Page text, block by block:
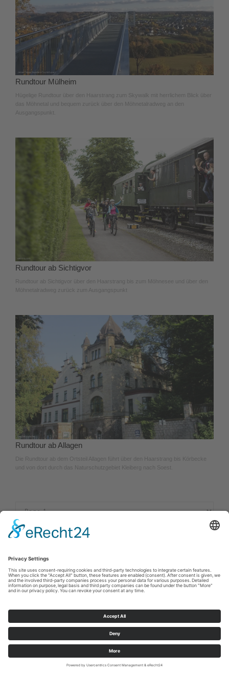
Rundtour Mülheim
Hügelige Rundtour über den Haarstrang zum Skywalk mit herrlichem Blick über
das Möhnetal und bequem zurück über den Möhnetalradweg an den
Ausgangspunkt.
Rundtour ab Sichtigvor
Rundtour ab Sichtigvor über den Haarstrang bis zum Möhnesee und über den
Möhnetalradweg zurück zum Ausgangspunkt
Rundtour ab Allagen
Die Rundtour ab dem Ortsteil Allagen führt über den Haarstrang bis Körbecke
und von dort durch das Naturschutzgebiet Kleiberg nach Soest.
Cookie-Einstellungen